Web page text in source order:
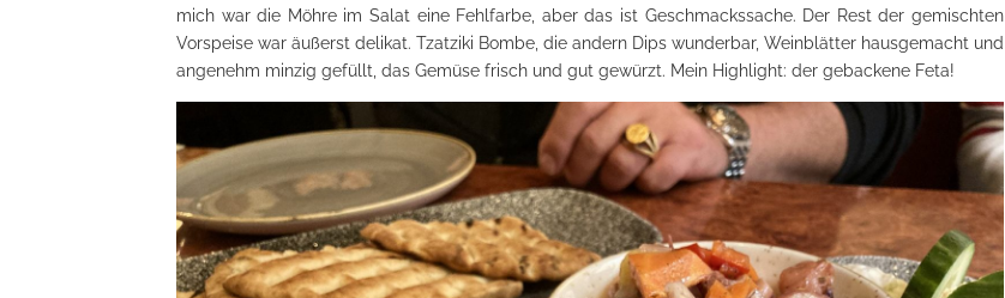
mich war die Möhre im Salat eine Fehlfarbe, aber das ist Geschmackssache. Der Rest der gemischten
Vorspeise war äußerst delikat. Tzatziki Bombe, die andern Dips wunderbar, Weinblätter hausgemacht und
angenehm minzig gefüllt, das Gemüse frisch und gut gewürzt. Mein Highlight: der gebackene Feta!